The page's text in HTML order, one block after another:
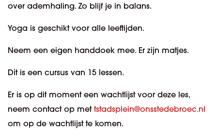
over ademhaling. Zo blijf je in balans.
Yoga is geschikt voor alle leeftijden.
Neem een eigen handdoek mee. Er zijn matjes.
Dit is een cursus van 15 lessen.
Er is op dit moment een wachtlijst voor deze les,
neem contact op met tstadsplein@onsstedebroec.nl
om op de wachtlijst te komen.